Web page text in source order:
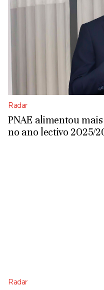
Radar
PNAE alimentou
no ano lectivo 2025/
Radar